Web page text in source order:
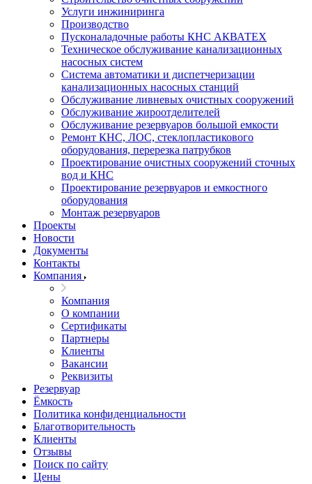
Услуги инжиниринга
Производство
Пусконаладочные работы КНС АКВАТЕХ
Техническое обслуживание канализационных
насосных систем
Система автоматики и диспетчеризации
канализационных насосных станций
Обслуживание ливневых очистных сооружений
Обслуживание жироотделителей
Обслуживание резервуаров большой емкости
Ремонт КНС, ЛОС, стеклопластикового
оборудования, перерезка патрубков
Проектирование очистных сооружений сточных
вод и КНС
Проектирование резервуаров и емкостного
оборудования
Монтаж резервуаров
Проекты
Новости
Документы
Контакты
Компания
Компания
О компании
Сертификаты
Партнеры
Клиенты
Вакансии
Реквизиты
Резервуар
Ёмкость
Политика конфиденциальности
Благотворительность
Клиенты
Отзывы
Поиск по сайту
Цены